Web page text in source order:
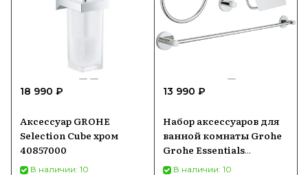
18 990 ₽
Аксессуар GROHE
Selection Cube хром
40857000
В наличии: 10
13 990 ₽
Набор аксессуаров для
ванной комнаты Grohe
Grohe Essentials
40776001
В наличии: 10